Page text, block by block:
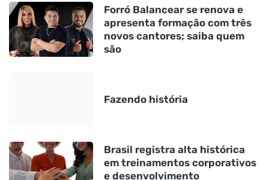
Forró Balancear se renova e
apresenta formação com três
novos cantores; saiba quem
são
Fazendo história
Brasil registra alta histórica
em treinamentos corporativos
e desenvolvimento